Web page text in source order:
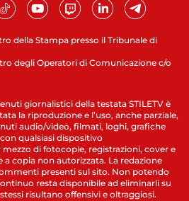
della Stampa presso il Tribunale di
degli Operatori di Comunicazione c/o
giornalistici della testata STILETV è
la riproduzione e l’uso, anche parziale,
audio/video, filmati, loghi, grafiche
qualsiasi dispositivo
di fotocopie, registrazioni, cover e
copia non autorizzata. La redazione
presenti sul sito. Non potendo
resta disponibile ad eliminarli su
risultano offensivi e oltraggiosi.